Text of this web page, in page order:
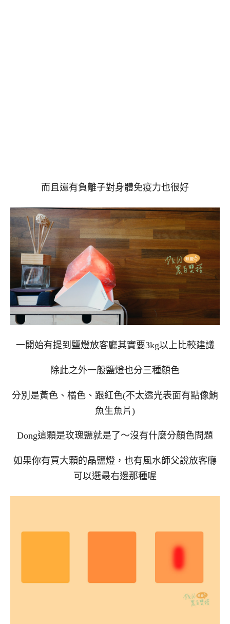
而且還有負離子對身體免疫力也很好
一開始有提到鹽燈放客廳其實要3kg以上比較建議
除此之外一般鹽燈也分三種顏色
分別是黃色、橘色、跟紅色(不太透光表面有點像鮪
魚生魚片)
Dong這顆是玫瑰鹽就是了～沒有什麼分顏色問題
如果你有買大顆的晶鹽燈，也有風水師父說放客廳
可以選最右邊那種喔